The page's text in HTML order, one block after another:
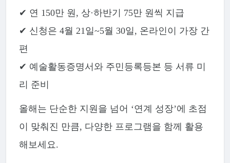
✔ 연 150만 원, 상·하반기 75만 원씩 지급
✔ 신청은 4월 21일~5월 30일, 온라인이 가장 간
편
✔ 예술활동증명서와 주민등록등본 등 서류 미
리 준비
올해는 단순한 지원을 넘어 ‘연계 성장’에 초점
이 맞춰진 만큼, 다양한 프로그램을 함께 활용
해보세요.